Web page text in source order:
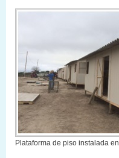
Plataforma de piso instalada